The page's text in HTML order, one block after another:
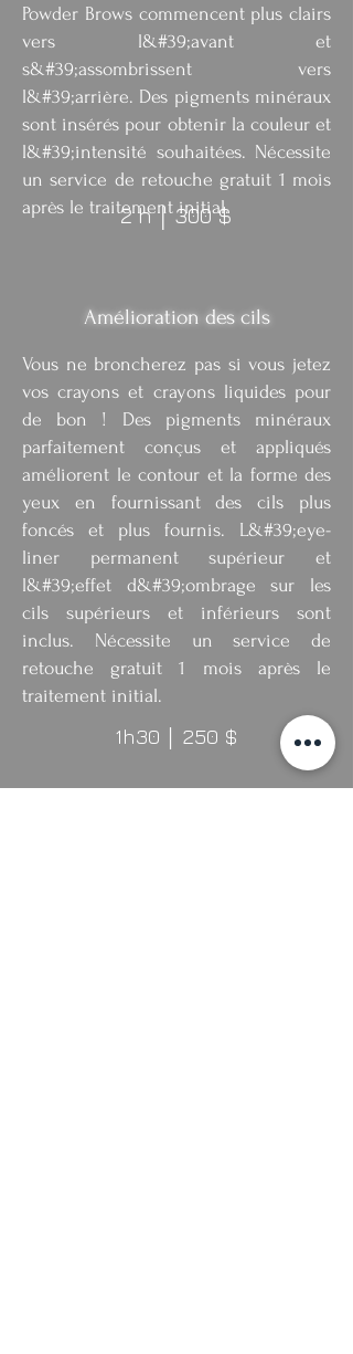
Powder Brows commencent plus clairs
vers l&#39;avant et
s&#39;assombrissent vers
l&#39;arrière. Des pigments minéraux
sont insérés pour obtenir la couleur et
l&#39;intensité souhaitées. Nécessite
un service de retouche gratuit 1 mois
après le traitement initial. ​
2 h│300 $
Amélioration des cils
Vous ne broncherez pas si vous jetez
vos crayons et crayons liquides pour
de bon ! Des pigments minéraux
parfaitement conçus et appliqués
améliorent le contour et la forme des
yeux en fournissant des cils plus
foncés et plus fournis. L&#39;eye-
liner permanent supérieur et
l&#39;effet d&#39;ombrage sur les
cils supérieurs et inférieurs sont
inclus. Nécessite un service de
retouche gratuit 1 mois après le
traitement initial.
1h30 250 $